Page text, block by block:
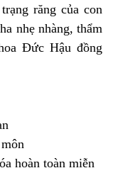
răng của con
nhẹ nhàng, thẩm
Đức Hậu đồng
hoàn toàn miễn